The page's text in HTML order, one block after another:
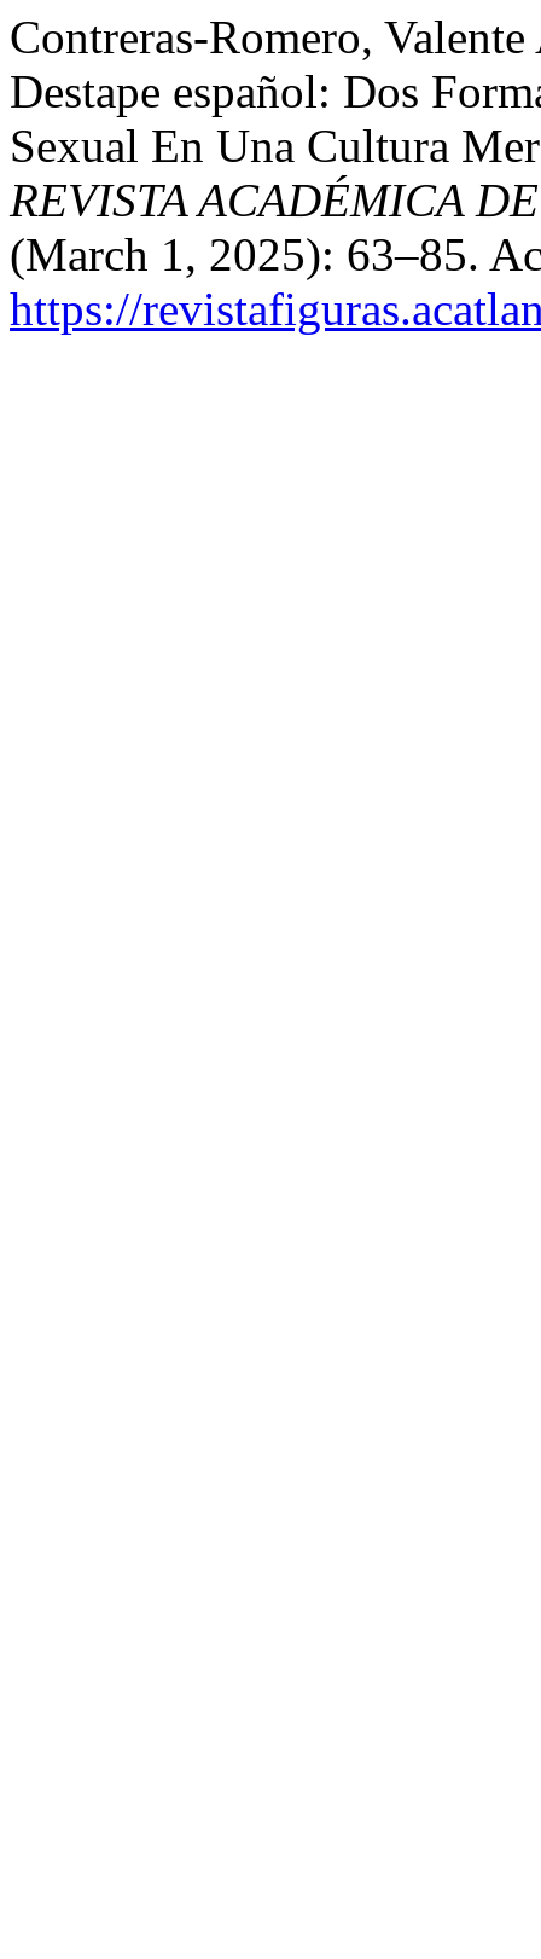
Contreras-Romero,
Destape español: Dos
Sexual En Una Cultura
REVISTA ACADÉMICA
(March 1, 2025): 63–85.
https://